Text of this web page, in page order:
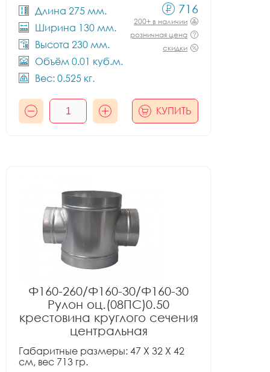
Длина 275 мм.
Ширина 130 мм.
Высота 230 мм.
Объём 0.01 куб.м.
Вес: 0.525 кг.
716
200+ в наличии
розничная цена
скидки
КУПИТЬ
Ф160-260/Ф160-30/Ф160-30
Рулон оц.(08ПС)0.50
крестовина круглого сечения
центральная
Габаритные размеры: 47 X 32 X 42
см, вес 713 гр.